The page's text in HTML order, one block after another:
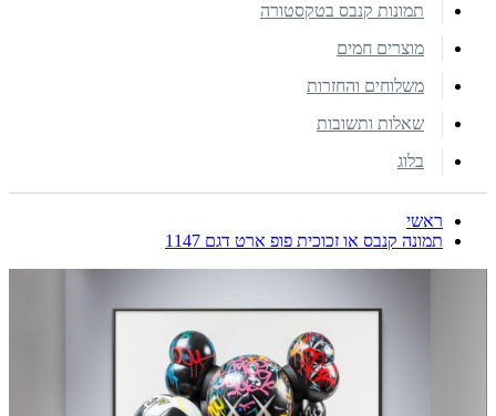
תמונות קנבס בטקסטורה
מוצרים חמים
משלוחים והחזרות
שאלות ותשובות
בלוג
ראשי
תמונה קנבס או זכוכית פופ ארט דגם 1147